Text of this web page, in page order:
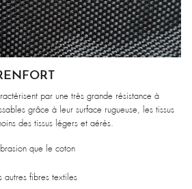
par une très grande résistance à
grâce à leur surface rugueuse, les tissus
des tissus légers et aérés.
que le coton
autres fibres textiles